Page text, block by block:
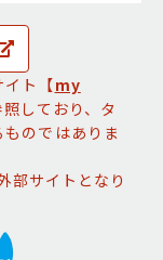
ト【my
しており、タ
のではありま
サイトとなり